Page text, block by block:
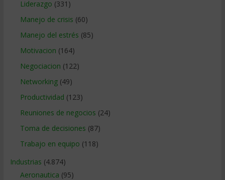
Liderazgo (331)
Manejo de crisis (60)
Manejo del estrés (85)
Motivacion (164)
Negociacion (122)
Networking(49)
Productividad (123)
Reuniones de negocios (24)
Toma de decisiones (87)
Trabajo en equipo (118)
Industrias (4.874)
Aeronautica (95)